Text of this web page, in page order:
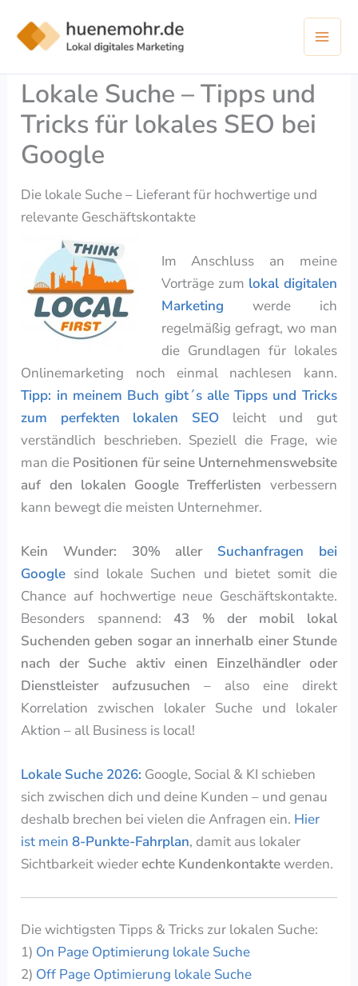
Inhalt
springen
Lokale Suche – Tipps und
Tricks für lokales SEO bei
Google
Die lokale Suche – Lieferant für hochwertige und
relevante Geschäftskontakte
Im Anschluss an meine
Vorträge zum lokal digitalen
Marketing werde ich
regelmäßig gefragt, wo man
die Grundlagen für lokales
Onlinemarketing noch einmal nachlesen kann.
Tipp: in meinem Buch gibt´s alle Tipps und Tricks
zum perfekten lokalen SEO leicht und gut
verständlich beschrieben. Speziell die Frage, wie
man die Positionen für seine Unternehmenswebsite
auf den lokalen Google Trefferlisten verbessern
kann bewegt die meisten Unternehmer.
Kein Wunder: 30% aller Suchanfragen bei
Google sind lokale Suchen und bietet somit die
Chance auf hochwertige neue Geschäftskontakte.
Besonders spannend: 43 % der mobil lokal
Suchenden geben sogar an innerhalb einer Stunde
nach der Suche aktiv einen Einzelhändler oder
Dienstleister aufzusuchen – also eine direkt
Korrelation zwischen lokaler Suche und lokaler
Aktion – all Business is local!
Lokale Suche 2026: Google, Social & KI schieben
sich zwischen dich und deine Kunden – und genau
deshalb brechen bei vielen die Anfragen ein. Hier
ist mein8-Punkte-Fahrplan, damit aus lokaler
Sichtbarkeit wiederechte Kundenkontaktewerden.
Die wichtigsten Tipps & Tricks zur lokalen Suche:
1) On Page Optimierung lokale Suche
2) Off Page Optimierung lokale Suche